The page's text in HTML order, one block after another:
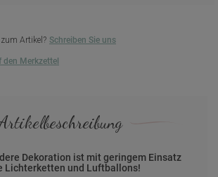
zum Artikel? Schreiben Sie uns
Dekoration ist mit geringem Einsatz
Lichterketten und Luftballons!